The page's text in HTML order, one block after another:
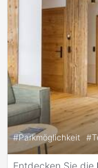
#Parkmöglichkeit #
Entdecken Sie die